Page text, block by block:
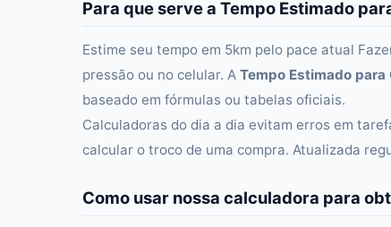
Para que serve a Tempo Estimado
Estime seu tempo em 5km pelo pace atual
pressão ou no celular. A Tempo Estimado para
baseado em fórmulas ou tabelas oficiais.
Calculadoras do dia a dia evitam erros em
calcular o troco de uma compra. Atualizada
Como usar nossa calculadora para